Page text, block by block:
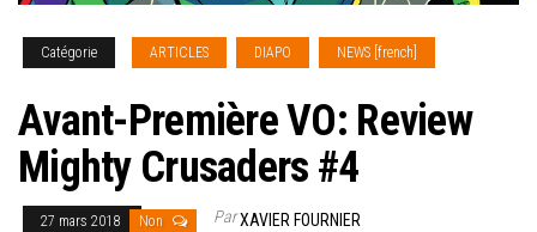
Catégorie ARTICLES DIAPO NEWS [french]
Avant-Première VO: Review
Mighty Crusaders #4
27 mars 2018 Non ParXAVIER FOURNIER